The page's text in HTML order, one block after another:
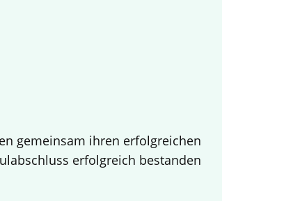
gemeinsam ihren erfolgreichen
erfolgreich bestanden